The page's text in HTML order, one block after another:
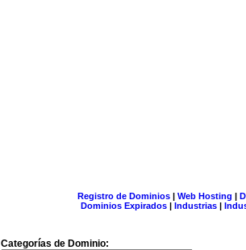
Registro de Dominios| Web Hosting |
Dominios Expirados | Industrias |
Categorías de Dominio: